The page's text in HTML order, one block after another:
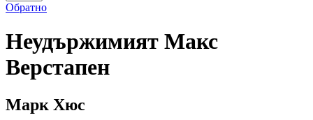
Обратно
Неудържимият Макс
Верстапен
Марк Хюс